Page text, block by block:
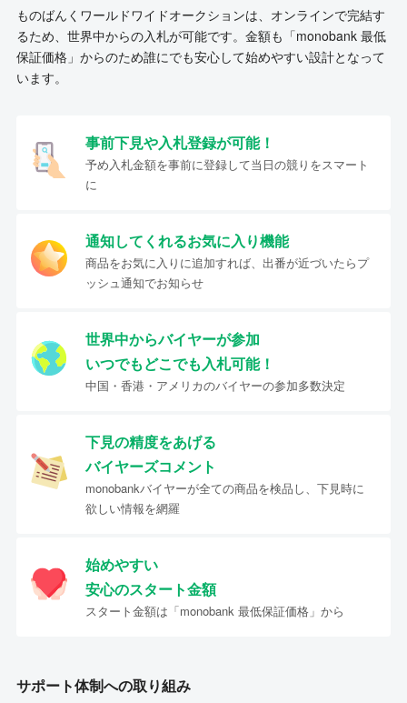
ものばんくワールドワイドオークションは、オンラインで完結す
るため、世界中からの入札が可能です。金額も「monobank 最低
保証価格」からのため誰にでも安心して始めやすい設計となって
います。
事前下見や入札登録が可能！
予め入札金額を事前に登録して当日の競りをスマート
に
通知してくれるお気に入り機能
商品をお気に入りに追加すれば、出番が近づいたらプ
ッシュ通知でお知らせ
世界中からバイヤーが参加
いつでもどこでも入札可能！
中国・香港・アメリカのバイヤーの参加多数決定
下見の精度をあげる
バイヤーズコメント
monobankバイヤーが全ての商品を検品し、下見時に
欲しい情報を網羅
始めやすい
安心のスタート金額
スタート金額は「monobank 最低保証価格」から
サポート体制への取り組み